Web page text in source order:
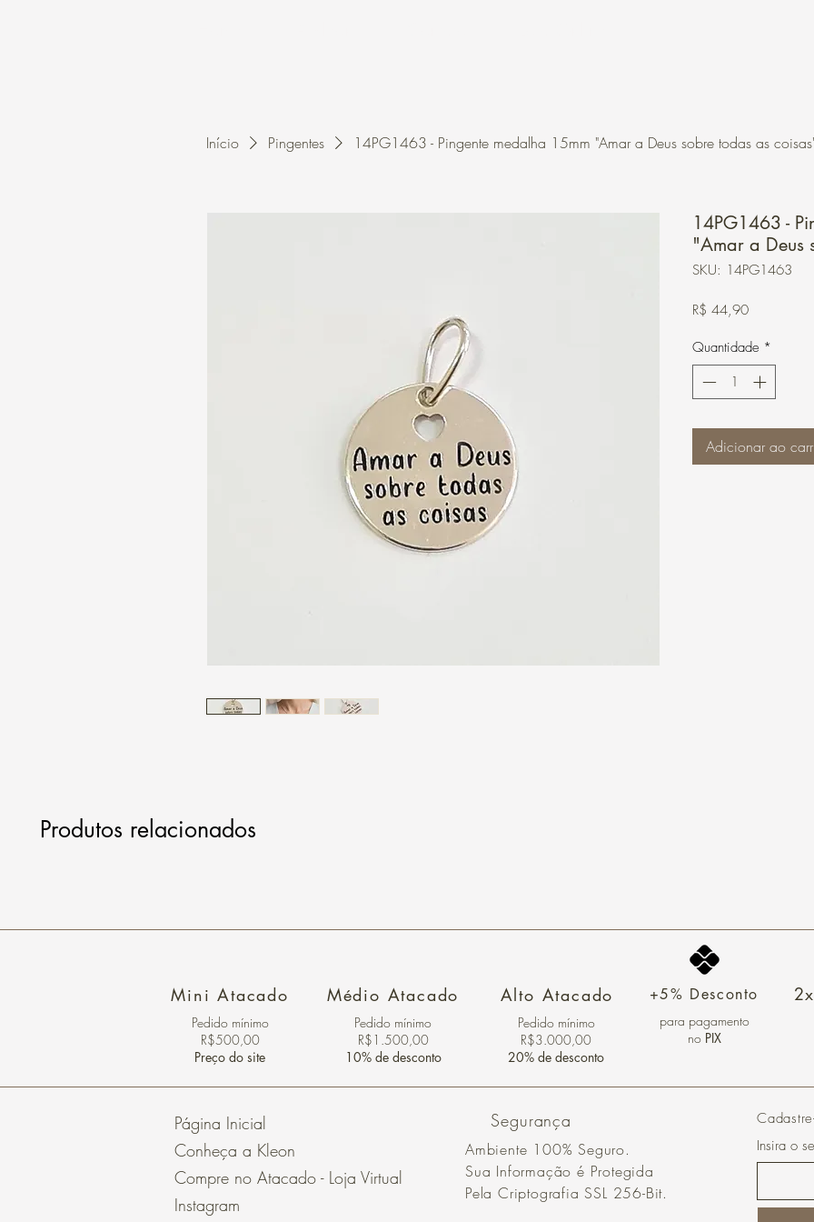
Início Pingentes 14PG1463 - Pingente medalha 15mm "Amar a Deus sobre todas as
14PG1463 -
"Amar a Deus
SKU: 14PG1463
R$ 44,90Preço
Quantidade *
Adicionar ao
Produtos relacionados
Mini Atacado
Pedido ​mínimo
R$500,00
Preço do site
Médio Atacado
Pedido mínimo
R$1.500,00
10% de desconto
Alto Atacado
Pedido mínimo
R$3.000,00
20% de desconto
+5% Desconto
para pagamento
no PIX
Página Inicial
Conheça a Kleon
Compre no Atacado - Loja Virtual
Instagram
Segurança
Ambiente 100% Seguro.
Sua Informação é Protegida
Pela Criptografia SSL 256-Bit.
Insira o